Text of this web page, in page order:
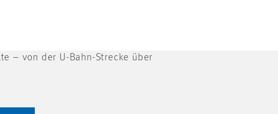
– von der U-Bahn-Strecke über